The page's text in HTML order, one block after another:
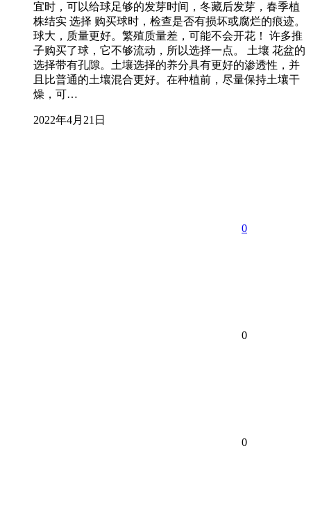
宜时，可以给球足够的发芽时间，冬藏后发芽，春季植
株结实 选择 购买球时，检查是否有损坏或腐烂的痕迹。
球大，质量更好。繁殖质量差，可能不会开花！ 许多推
子购买了球，它不够流动，所以选择一点。 土壤 花盆的
选择带有孔隙。土壤选择的养分具有更好的渗透性，并
且比普通的土壤混合更好。在种植前，尽量保持土壤干
燥，可…
2022年4月21日
0
0
0